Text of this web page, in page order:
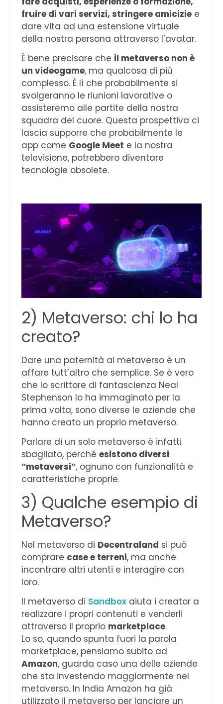
fruire di vari servizi, stringere amicizie e
dare vita ad una estensione virtuale
della nostra persona attraverso l’avatar.
È bene precisare che il metaverso non è
un videogame, ma qualcosa di più
complesso. È lì che probabilmente si
svolgeranno le riunioni lavorative o
assisteremo alle partite della nostra
squadra del cuore. Questa prospettiva ci
lascia supporre che probabilmente le
app come Google Meet e la nostra
televisione, potrebbero diventare
tecnologie obsolete.
2) Metaverso: chi lo ha
creato?
Dare una paternità al metaverso è un
affare tutt’altro che semplice. Se è vero
che lo scrittore di fantascienza Neal
Stephenson lo ha immaginato per la
prima volta, sono diverse le aziende che
hanno creato un proprio metaverso.
Parlare di un solo metaverso è infatti
sbagliato, perchéesistono diversi
“metaversi”, ognuno con funzionalità e
caratteristiche proprie.
3) Qualche esempio di
Metaverso?
Nel metaverso di Decentraland si può
comprare case e terreni, ma anche
incontrare altri utenti e interagire con
loro.
Il metaverso di Sandbox aiuta i creator a
realizzare i propri contenuti e venderli
attraverso il proprio marketplace.
Lo so, quando spunta fuori la parola
marketplace, pensiamo subito ad
Amazon, guarda caso una delle aziende
che sta investendo maggiormente nel
metaverso. In India Amazon ha già
utilizzato il metaverso per lanciare un